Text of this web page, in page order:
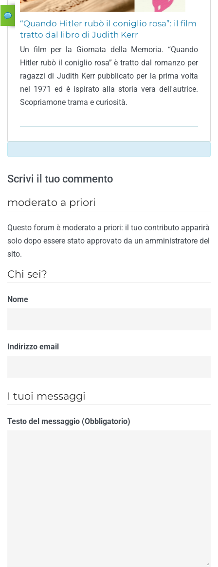
“Quando Hitler rubò il coniglio rosa”: il film
tratto dal libro di Judith Kerr
Un film per la Giornata della Memoria. “Quando
Hitler rubò il coniglio rosa” è tratto dal romanzo per
ragazzi di Judith Kerr pubblicato per la prima volta
nel 1971 ed è ispirato alla storia vera dell'autrice.
Scopriamone trama e curiosità.
Scrivi il tuo commento
moderato a priori
Questo forum è moderato a priori: il tuo contributo apparirà
solo dopo essere stato approvato da un amministratore del
sito.
Chi sei?
Nome
Indirizzo email
I tuoi messaggi
Testo del messaggio (Obbligatorio)